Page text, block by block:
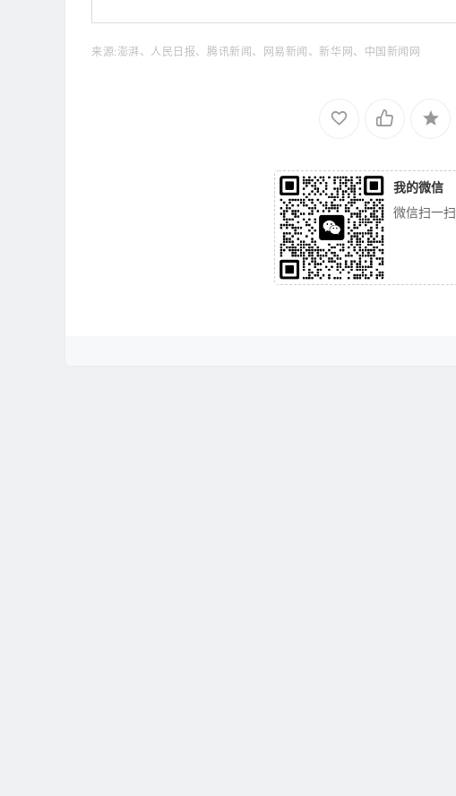
来源:澎湃、人民日报、腾讯新闻、网易新闻、新华网、中国新闻网
我的微信
微信扫一扫